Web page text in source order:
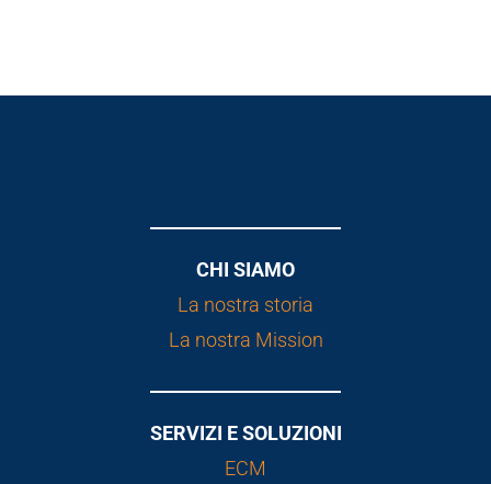
CHI SIAMO
La nostra storia
La nostra Mission
SERVIZI E SOLUZIONI
ECM